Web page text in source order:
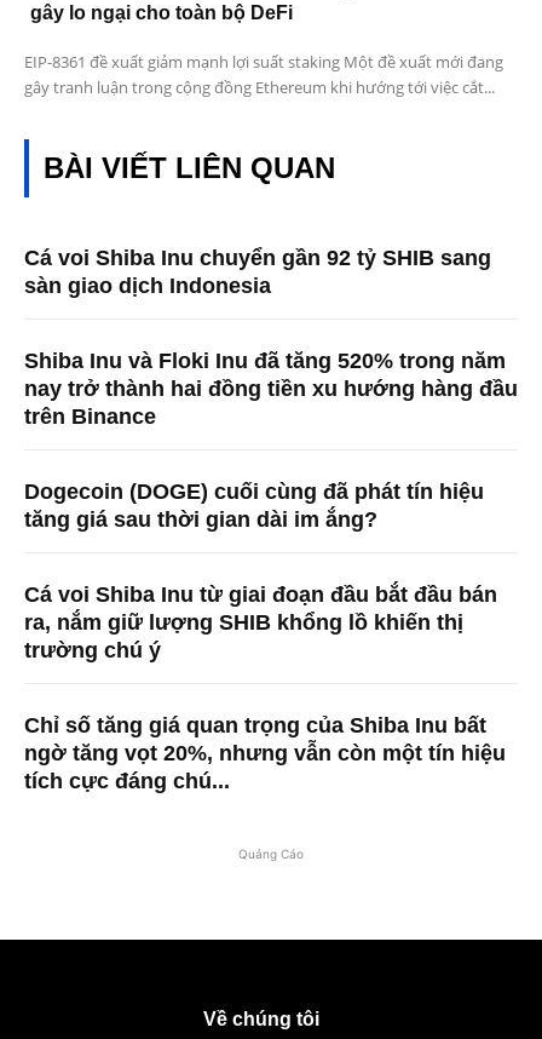
gây lo ngại cho toàn bộ DeFi
EIP-8361 đề xuất giảm mạnh lợi suất staking Một đề xuất mới đang
gây tranh luận trong cộng đồng Ethereum khi hướng tới việc cắt...
BÀI VIẾT LIÊN QUAN
Cá voi Shiba Inu chuyển gần 92 tỷ SHIB sang
sàn giao dịch Indonesia
Shiba Inu và Floki Inu đã tăng 520% ​​trong năm
nay trở thành hai đồng tiền xu hướng hàng đầu
trên Binance
Dogecoin (DOGE) cuối cùng đã phát tín hiệu
tăng giá sau thời gian dài im ắng?
Cá voi Shiba Inu từ giai đoạn đầu bắt đầu bán
ra, nắm giữ lượng SHIB khổng lồ khiến thị
trường chú ý
Chỉ số tăng giá quan trọng của Shiba Inu bất
ngờ tăng vọt 20%, nhưng vẫn còn một tín hiệu
tích cực đáng chú...
Quảng Cáo
Về chúng tôi